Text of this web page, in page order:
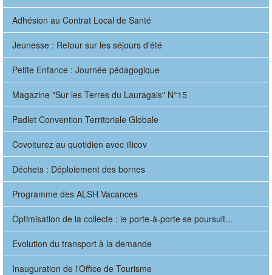
Adhésion au Contrat Local de Santé
Jeunesse : Retour sur les séjours d'été
Petite Enfance : Journée pédagogique
Magazine "Sur les Terres du Lauragais" N°15
Padlet Convention Territoriale Globale
Covoiturez au quotidien avec illicov
Déchets : Déploiement des bornes
Programme des ALSH Vacances
Optimisation de la collecte : le porte-à-porte se poursuit...
Evolution du transport à la demande
Inauguration de l'Office de Tourisme